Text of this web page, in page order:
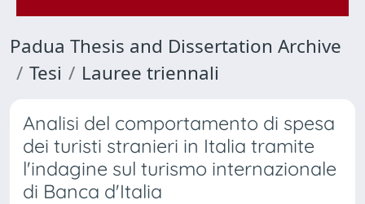
Padua Thesis and Dissertation Archive
Tesi
Lauree triennali
Analisi del comportamento di spesa
dei turisti stranieri in Italia tramite
l'indagine sul turismo internazionale
di Banca d'Italia